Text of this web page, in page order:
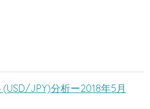
JPY)分析ー2018年5月